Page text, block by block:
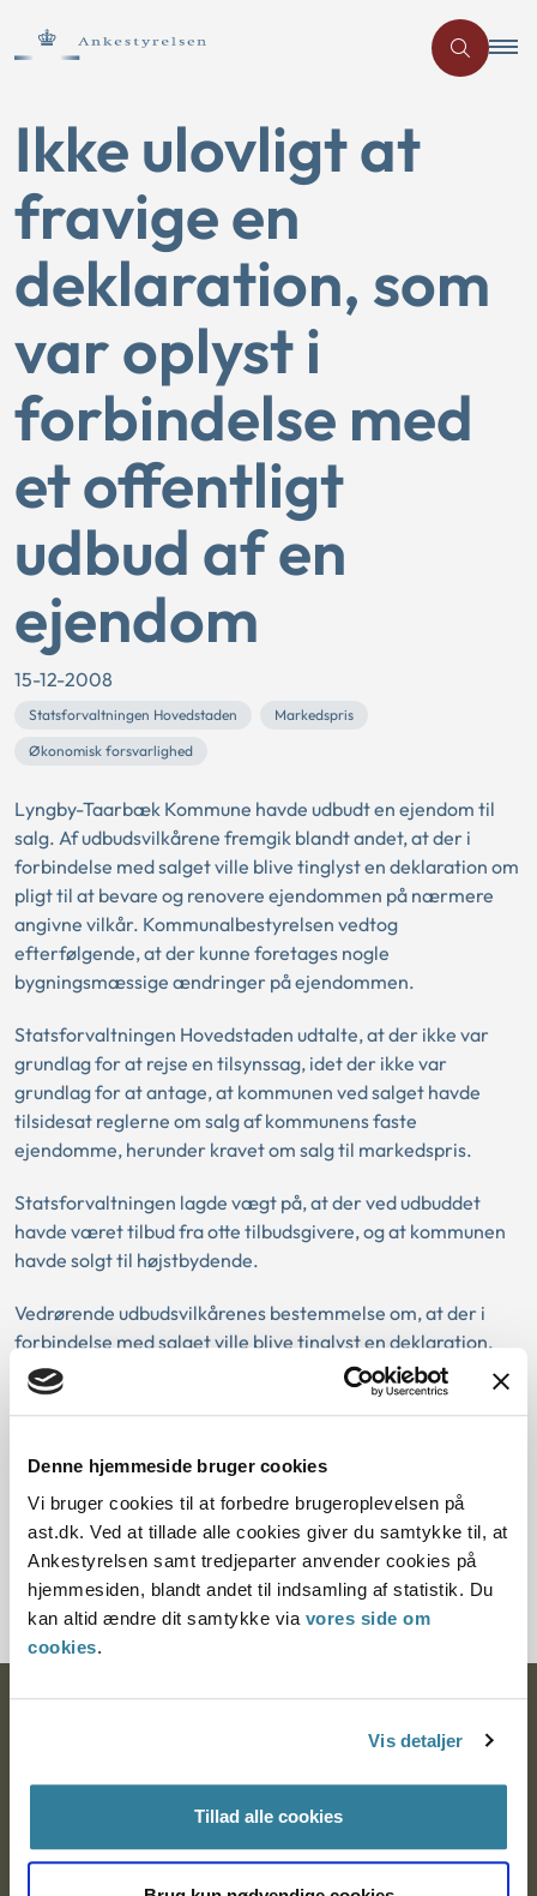
Denne hjemmeside bruger cookies
Vi bruger cookies til at forbedre brugeroplevelsen på
ast.dk. Ved at tillade alle cookies giver du samtykke til, at
Ankestyrelsen samt tredjeparter anvender cookies på
hjemmesiden, blandt andet til indsamling af statistik. Du
kan altid ændre dit samtykke via vores side om
cookies.
Vis detaljer
Tillad alle cookies
Ikke ulovligt at
fravige en
deklaration, som
var oplyst i
forbindelse med
et offentligt
udbud af en
ejendom
15-12-2008
Statsforvaltningen Hovedstaden
Markedspris
Økonomisk forsvarlighed
Lyngby-Taarbæk Kommune havde udbudt en ejendom til
salg. Af udbudsvilkårene fremgik blandt andet, at der i
forbindelse med salget ville blive tinglyst en deklaration om
pligt til at bevare og renovere ejendommen på nærmere
angivne vilkår. Kommunalbestyrelsen vedtog
efterfølgende, at der kunne foretages nogle
bygningsmæssige ændringer på ejendommen.
Statsforvaltningen Hovedstaden udtalte, at der ikke var
grundlag for at rejse en tilsynssag, idet der ikke var
grundlag for at antage, at kommunen ved salget havde
tilsidesat reglerne om salg af kommunens faste
ejendomme, herunder kravet om salg til markedspris.
Statsforvaltningen lagde vægt på, at der ved udbuddet
havde været tilbud fra otte tilbudsgivere, og at kommunen
havde solgt til højstbydende.
Vedrørende udbudsvilkårenes bestemmelse om, at der i
forbindelse med salget ville blive tinglyst en deklaration,
lagde statsforvaltningen vægt på, at kommunen lovligt
kunne udbyde ejendommen til salg på vilkår, som var
interesse.
Download PDF
9000 Aalborg